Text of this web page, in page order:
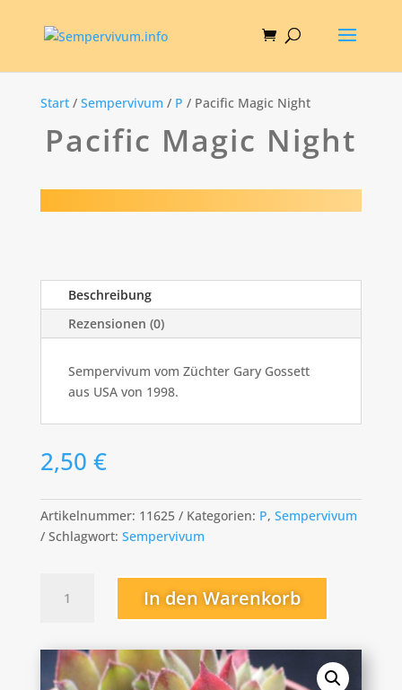
Start/ Sempervivum / P / Pacific Magic Night
Pacific Magic Night
Beschreibung
Rezensionen (0)
Sempervivum vom Züchter Gary Gossett
aus USA von 1998.
2,50 €
Artikelnummer: 11625 Kategorien: P, Sempervivum
Schlagwort: Sempervivum
Magic
In den Warenkorb